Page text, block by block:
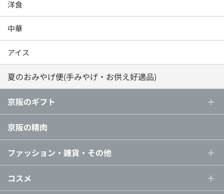
洋食
中華
アイス
夏のおみやげ便(手みやげ・お供え好適品)
京阪のギフト
京阪の精肉
ファッション・雑貨・その他
コスメ